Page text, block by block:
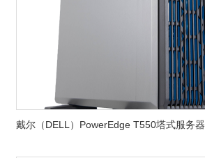
戴尔（DELL）PowerEdge T550塔式服务器